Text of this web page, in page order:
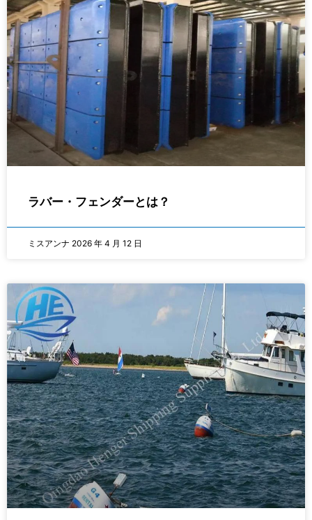
ラバー・フェンダーとは？
ミスアンナ 2026 年 4 月 12 日